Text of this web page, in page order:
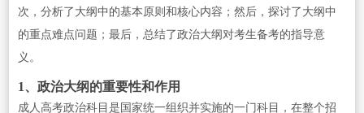
次，分析了大纲中的基本原则和核心内容；然后，探讨了大纲中
的重点难点问题；最后，总结了政治大纲对考生备考的指导意
义。
1、政治大纲的重要性和作用
成人高考政治科目是国家统一组织并实施的一门科目，在整个招